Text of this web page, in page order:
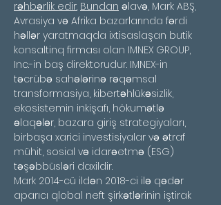
rəhbərlik edir. Bundan əlavə, Mark ABŞ,
Avrasiya və Afrika bazarlarında fərdi
həllər yaratmaqda ixtisaslaşan butik
konsaltinq firması olan IMNEX GROUP,
Inc.-in baş direktorudur. IMNEX-in
təcrübə sahələrinə rəqəmsal
transformasiya, kibertəhlükəsizlik,
ekosistemin inkişafı, hökumətlə
əlaqələr, bazara giriş strategiyaları,
birbaşa xarici investisiyalar və ətraf
mühit, sosial və idarəetmə (ESG)
təşəbbüsləri daxildir.
Mark 2014-cü ildən 2018-ci ilə qədər
aparıcı qlobal neft şirkətlərinin iştirak